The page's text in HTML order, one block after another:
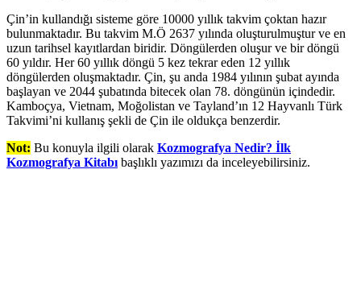
Çin’in kullandığı sisteme göre 10000 yıllık takvim çoktan hazır
bulunmaktadır. Bu takvim M.Ö 2637 yılında oluşturulmuştur ve en
uzun tarihsel kayıtlardan biridir. Döngülerden oluşur ve bir döngü
60 yıldır. Her 60 yıllık döngü 5 kez tekrar eden 12 yıllık
döngülerden oluşmaktadır. Çin, şu anda 1984 yılının şubat ayında
başlayan ve 2044 şubatında bitecek olan 78. döngünün içindedir.
Kamboçya, Vietnam, Moğolistan ve Tayland’ın 12 Hayvanlı Türk
Takvimi’ni kullanış şekli de Çin ile oldukça benzerdir.
Not: Bu konuyla ilgili olarak Kozmografya Nedir? İlk
Kozmografya Kitabı başlıklı yazımızı da inceleyebilirsiniz.